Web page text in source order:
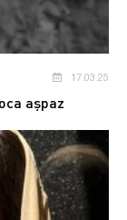
17.03.25
aşpaz